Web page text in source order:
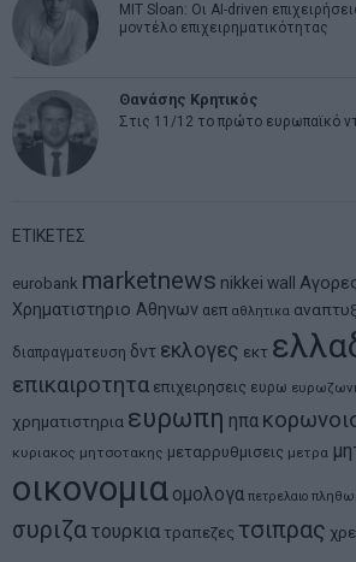
MIT Sloan: Οι AI-driven
μοντέλο επιχειρηματικότητας
Θανάσης Κρητικός
Στις 11/12 το πρώτο ευρωπαϊκό
ΕΤΙΚΕΤΕΣ
eurobank marketnews nikkei wall
Χρηματιστηριο Αθηνων αεπ αθλητικα
διαπραγματευση δντ εκλογες εκτ
επικαιροτητα επιχειρησεις ευρω
χρηματιστηρια ευρωπη ηπα
κυριακος μητσοτακης μεταρρυθμισεις μετρα
οικονομια ομολογα πετρελαιο
συριζα τουρκια τραπεζες τσιπρας